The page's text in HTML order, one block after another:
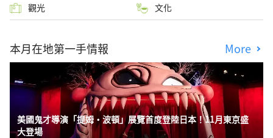
觀光 文化
本月在地第一手情報 More
美國鬼才導演「提姆・波頓」展覽首度登陸日本！11月東京盛
大登場